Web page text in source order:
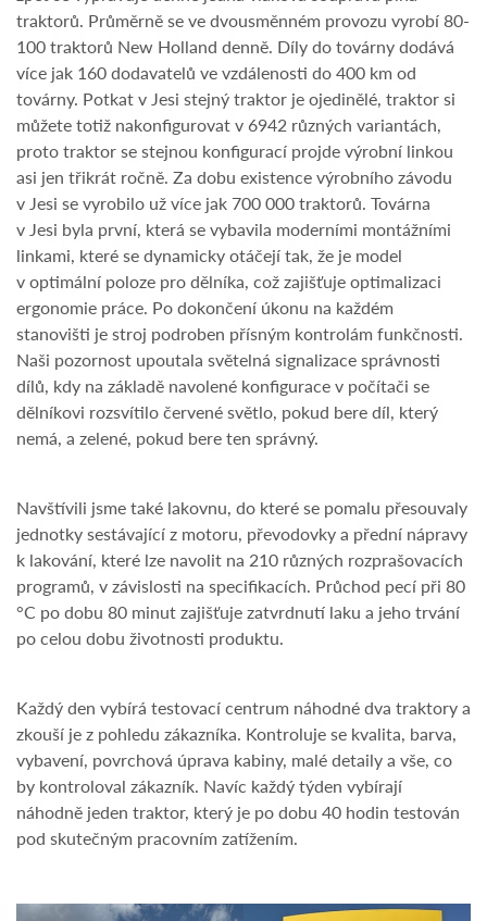
traktorů. Průměrně se ve dvousměnném provozu vyrobí 80-
100 traktorů New Holland denně. Díly do továrny dodává
více jak 160 dodavatelů ve vzdálenosti do 400 km od
továrny. Potkat v Jesi stejný traktor je ojedinělé, traktor si
můžete totiž nakonfigurovat v 6942 různých variantách,
proto traktor se stejnou konfigurací projde výrobní linkou
asi jen třikrát ročně. Za dobu existence výrobního závodu
v Jesi se vyrobilo už více jak 700 000 traktorů. Továrna
v Jesi byla první, která se vybavila moderními montážními
linkami, které se dynamicky otáčejí tak, že je model
v optimální poloze pro dělníka, což zajišťuje optimalizaci
ergonomie práce. Po dokončení úkonu na každém
stanovišti je stroj podroben přísným kontrolám funkčnosti.
Naši pozornost upoutala světelná signalizace správnosti
dílů, kdy na základě navolené konfigurace v počítači se
dělníkovi rozsvítilo červené světlo, pokud bere díl, který
nemá, a zelené, pokud bere ten správný.
Navštívili jsme také lakovnu, do které se pomalu přesouvaly
jednotky sestávající z motoru, převodovky a přední nápravy
k lakování, které lze navolit na 210 různých rozprašovacích
programů, v závislosti na specifikacích. Průchod pecí při 80
°C po dobu 80 minut zajišťuje zatvrdnutí laku a jeho trvání
po celou dobu životnosti produktu.
Každý den vybírá testovací centrum náhodné dva traktory a
zkouší je z pohledu zákazníka. Kontroluje se kvalita, barva,
vybavení, povrchová úprava kabiny, malé detaily a vše, co
by kontroloval zákazník. Navíc každý týden vybírají
náhodně jeden traktor, který je po dobu 40 hodin testován
pod skutečným pracovním zatížením.